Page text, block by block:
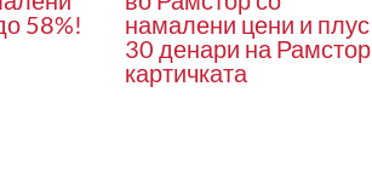
58%!
намалени цени и плус
30 денари на Рамстор
картичката